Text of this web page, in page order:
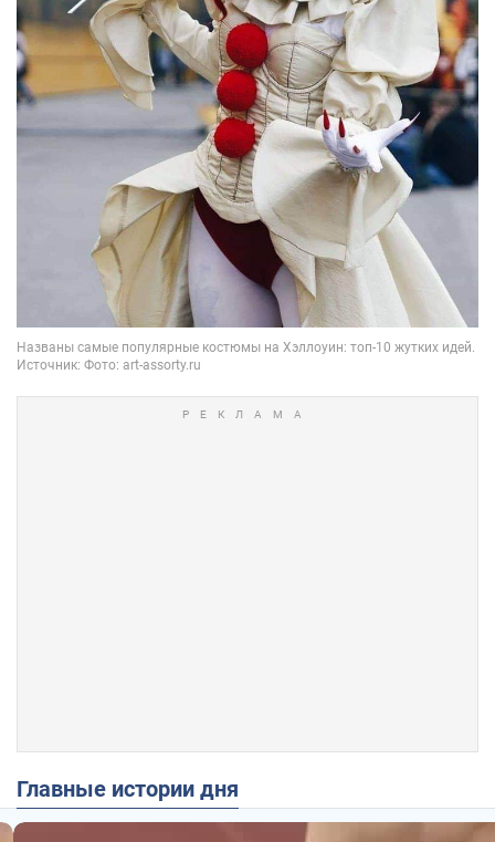
Главные истории дня